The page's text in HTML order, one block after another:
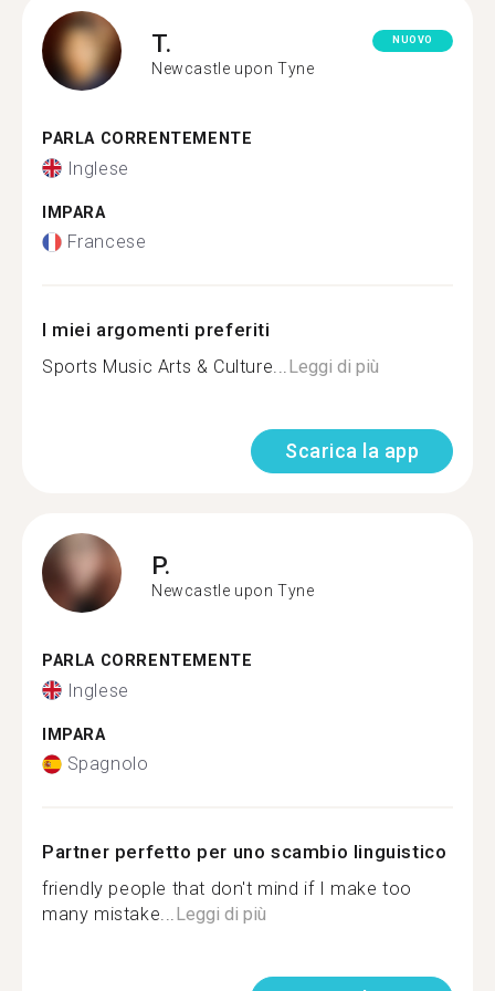
T.
Newcastle upon Tyne
NUOVO
PARLA CORRENTEMENTE
Inglese
IMPARA
Francese
I miei argomenti preferiti
Sports Music Arts & Culture...Leggi di più
Scarica la app
P.
Newcastle upon Tyne
PARLA CORRENTEMENTE
Inglese
IMPARA
Spagnolo
Partner perfetto per uno scambio linguistico
friendly people that don't mind if I make too
many mistake...Leggi di più